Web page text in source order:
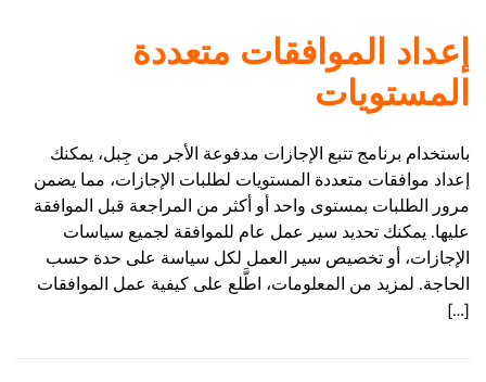
إعداد الموافقات متعددة
المستويات
باستخدام برنامج تتبع الإجازات مدفوعة الأجر من جِبل، يمكنك
إعداد موافقات متعددة المستويات لطلبات الإجازات، مما يضمن
مرور الطلبات بمستوى واحد أو أكثر من المراجعة قبل الموافقة
عليها. يمكنك تحديد سير عمل عام للموافقة لجميع سياسات
الإجازات، أو تخصيص سير العمل لكل سياسة على حدة حسب
الحاجة. لمزيد من المعلومات، اطَّلع على كيفية عمل الموافقات
[…]